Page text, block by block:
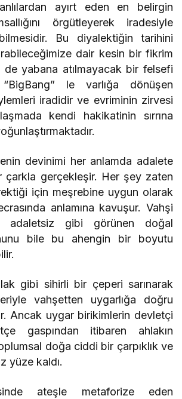
ayırt eden en belirgin
örgütleyerek iradesiyle
Bu diyalektiğin tarihini
dair kesin bir fikrim
yabana atılmayacak bir felsefi
le varlığa dönüşen
iradidir ve evriminin zirvesi
kendi hakikatinin sırrına
devinimi her anlamda adalete
çarkla gerçekleşir. Her şey zaten
için meşrebine uygun olarak
anlamına kavuşur. Vahşi
adaletsiz gibi görünen doğal
bile bu ahengin bir boyutu
gibi sihirli bir çeperi sarınarak
vahşetten uygarlığa doğru
Ancak uygar birikimlerin devletçi
gaspından itibaren ahlakın
doğa ciddi bir çarpıklık ve
yüze kaldı.
ateşle metaforize eden